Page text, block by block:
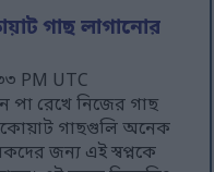
গাছ লাগানোর
PM UTC
রেখে নিজের গাছ
গাছগুলি অনেক
জন্য এই স্বপ্নকে